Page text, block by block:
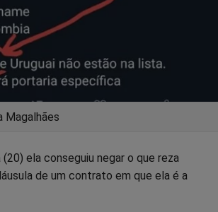
Magalhães
ela conseguiu negar o que reza
de um contrato em que ela é a